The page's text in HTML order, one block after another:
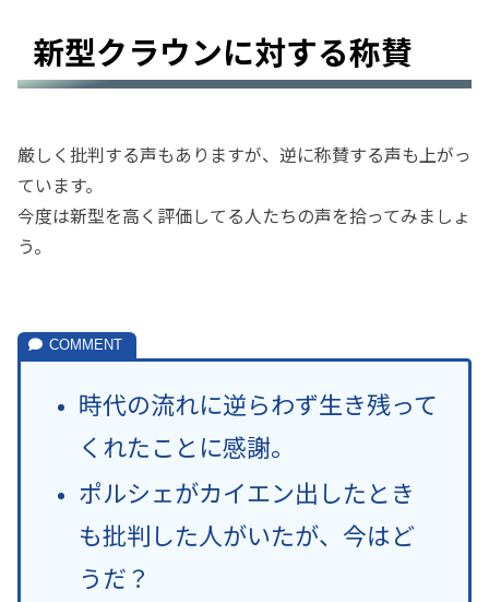
新型クラウンに対する称賛
厳しく批判する声もありますが、逆に称賛する声も上がっ
ています。
今度は新型を高く評価してる人たちの声を拾ってみましょ
う。
時代の流れに逆らわず生き残って
くれたことに感謝。
ポルシェがカイエン出したとき
も批判した人がいたが、今はど
うだ？